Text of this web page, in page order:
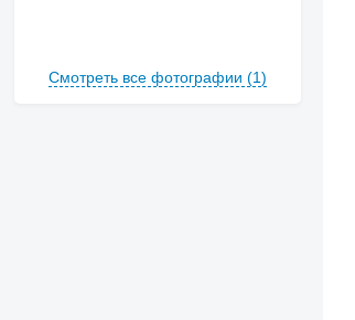
Смотреть все фотографии (1)